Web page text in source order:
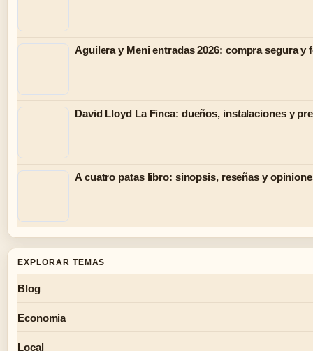
Aguilera y Meni entradas 2026: compra segura y
David Lloyd La Finca: dueños, instalaciones y
A cuatro patas libro: sinopsis, reseñas y
EXPLORAR TEMAS
Blog
Economia
Local